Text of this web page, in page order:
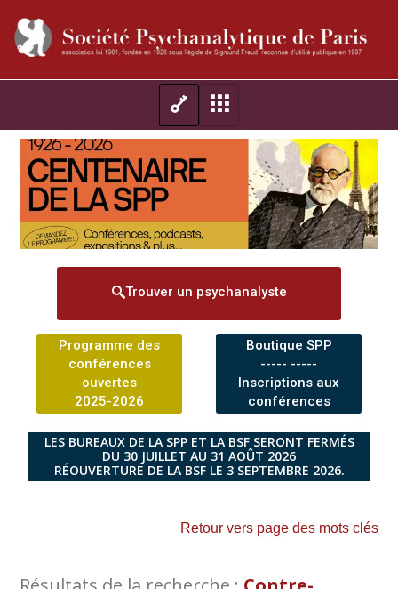
Trouver un psychanalyste
Programme des
conférences
ouvertes
2025-2026
Boutique SPP
----- -----
Inscriptions aux
conférences
LES BUREAUX DE LA SPP ET LA BSF SERONT FERMÉS
DU 30 JUILLET AU 31 AOÛT 2026
RÉOUVERTURE DE LA BSF LE 3 SEPTEMBRE 2026.
Retour vers page des mots clés